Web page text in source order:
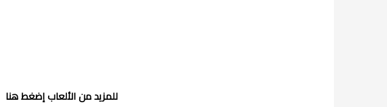
للمزيد منالألعابإضغط هنا